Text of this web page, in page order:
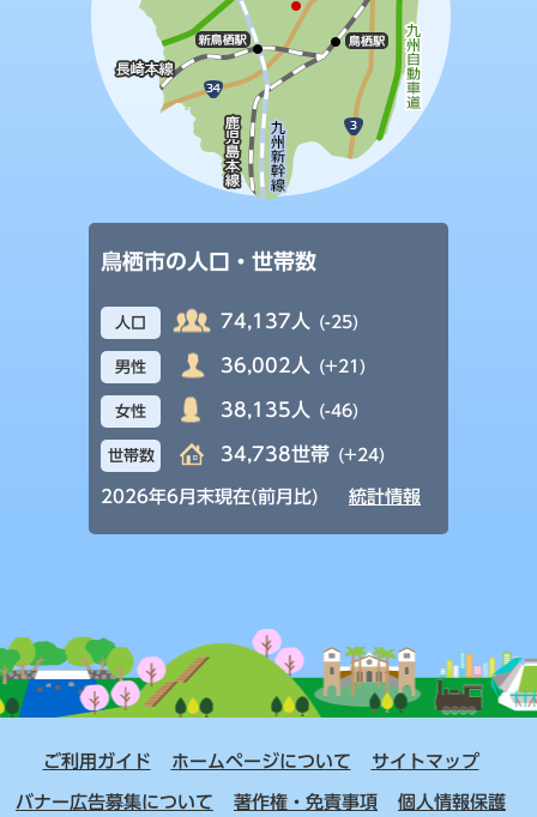
鳥栖市の人口・世帯数
人口 74,137人 (-25)
男性 36,002人 (+21)
女性 38,135人 (-46)
世帯数 34,738世帯 (+24)
2026年6月末現在(前月比) 統計情報
ご利用ガイド ホームページについて サイトマップ
バナー広告募集について 著作権・免責事項 個人情報保護